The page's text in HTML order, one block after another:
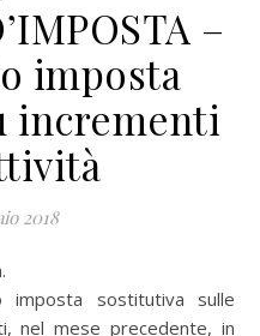
–
imposta
incrementi
2018
imposta sostitutiva sulle
nel mese precedente, in